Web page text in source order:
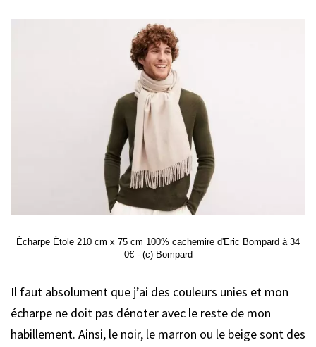
Écharpe Étole 210 cm x 75 cm 100% cachemire d'Eric Bompard à 34
0€ - (c) Bompard
Il faut absolument que j’ai des couleurs unies et mon
écharpe ne doit pas dénoter avec le reste de mon
habillement. Ainsi, le noir, le marron ou le beige sont des